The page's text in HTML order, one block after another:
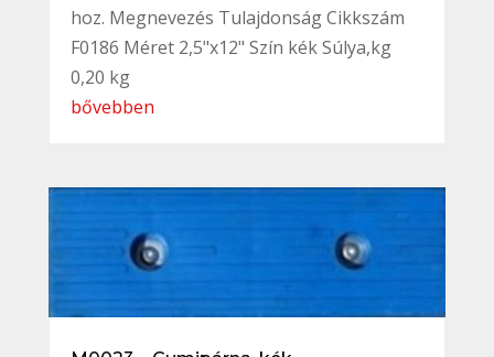
hoz. Megnevezés Tulajdonság Cikkszám
F0186 Méret 2,5"x12" Szín kék Súlya,kg
0,20 kg
bővebben